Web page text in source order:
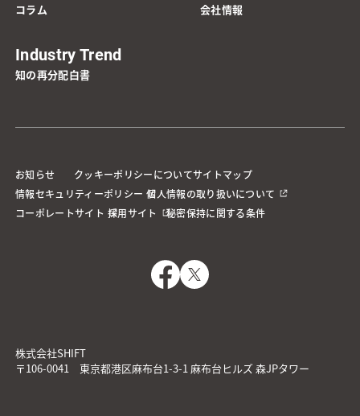
コラム 会社情報
Industry Trend
知の再分配白書
お知らせ クッキーポリシーについてサイトマップ
情報セキュリティーポリシー 個人情報の取り扱いについて
コーポレートサイト 採用サイト 秘密保持に関する条件
株式会社SHIFT
〒106-0041 東京都港区麻布台1-3-1 麻布台ヒルズ 森JPタワー